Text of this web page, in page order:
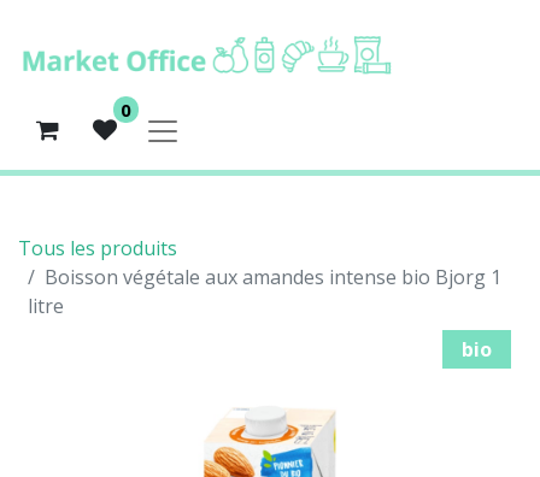
0
Tous les produits
Boisson végétale aux amandes intense bio Bjorg 1
litre
bio